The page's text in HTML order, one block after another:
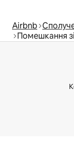
Airbnb
Помешкання